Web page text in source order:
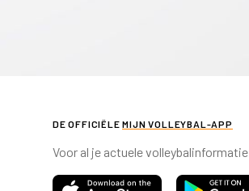
DE OFFICIËLEMIJN VOLLEYBAL-APP
Voor al je actuele volleybalinformatie.